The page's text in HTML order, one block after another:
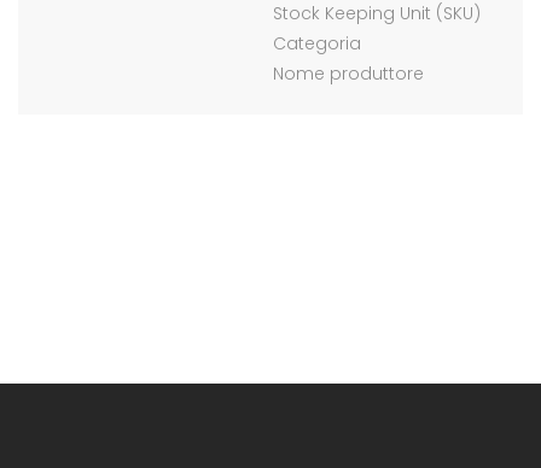
Stock Keeping Unit (SKU)
Categoria
Nome produttore